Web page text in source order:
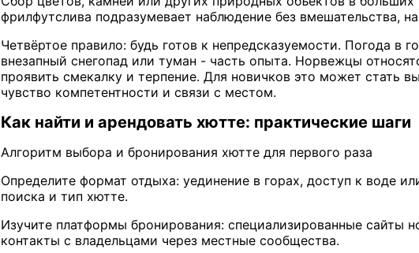
фрилфутслива подразумевает наблюдение без вмешательства,
Четвёртое правило: будь готов к непредсказуемости. Погода в
внезапный снегопад или туман - часть опыта. Норвежцы
проявить смекалку и терпение. Для новичков это может стать
чувство компетентности и связи с местом.
Как найти и арендовать хютте: практические шаги
Алгоритм выбора и бронирования хютте для первого раза
Определите формат отдыха: уединение в горах, доступ к воде
поиска и тип хютте.
Изучите платформы бронирования: специализированные сайты
контакты с владельцами через местные сообщества.